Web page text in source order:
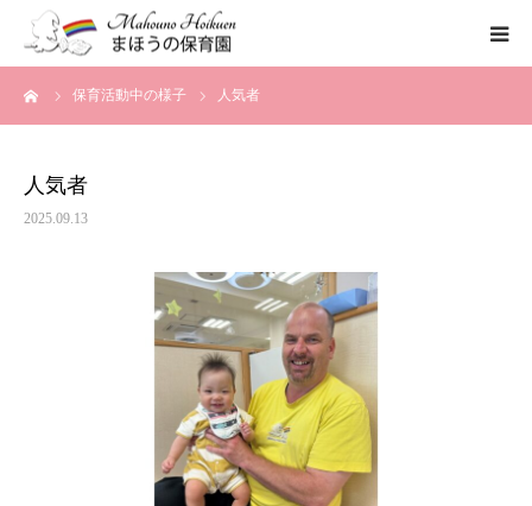
保育活動中の様子 人気者
人気者
2025.09.13
まほうの保育園の想い
一時保育について